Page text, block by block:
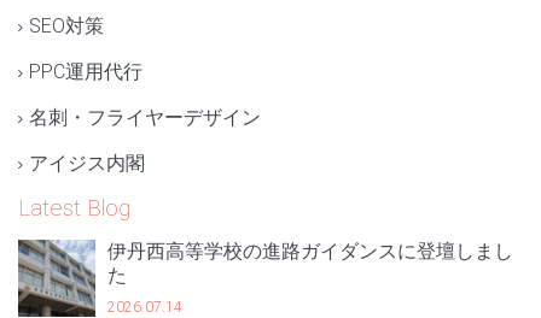
SEO対策
PPC運用代行
名刺・フライヤーデザイン
アイジス内閣
Latest Blog
伊丹西高等学校の進路ガイダンスに登壇しまし
た
2026.07.14